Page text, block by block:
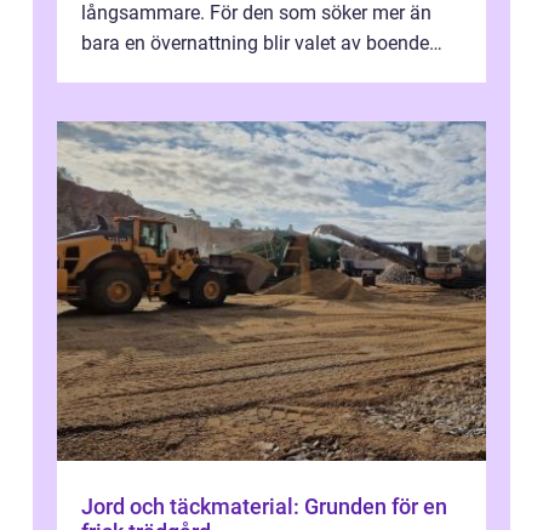
långsammare. För den som söker mer än
bara en övernattning blir valet av boende
Jord och täckmaterial: Grunden för en